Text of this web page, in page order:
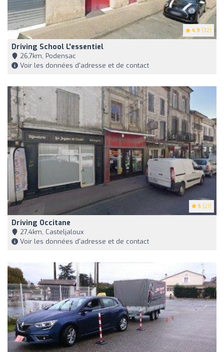
4.9 (32)
Driving School L'essentiel
26,7km, Podensac
Voir les données d'adresse et de contact
5 (21)
Driving Occitane
27,4km, Casteljaloux
Voir les données d'adresse et de contact